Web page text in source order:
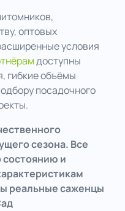
оптовых
условия
доступны
гибкие объёмы
посадочного
сезона. Все
состоянию и
реальные саженцы